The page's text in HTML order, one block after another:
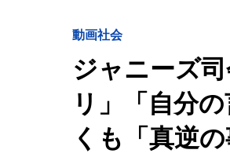
動画社会
ジャニーズ
リ」「自分
くも「真逆の